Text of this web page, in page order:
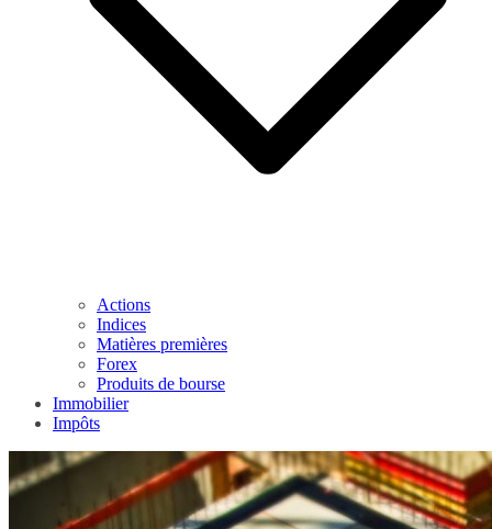
Actions
Indices
Matières premières
Forex
Produits de bourse
Immobilier
Impôts